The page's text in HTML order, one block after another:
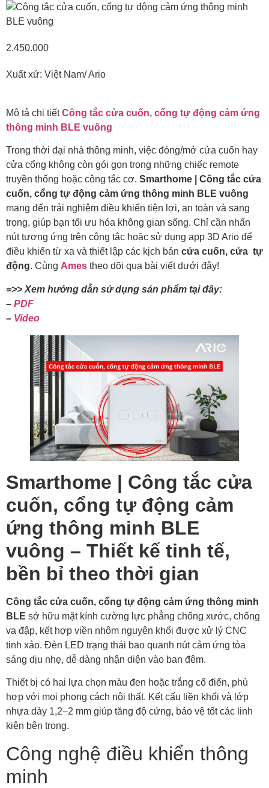
2.450.000
Xuất xứ: Việt Nam/ Ario
Mô tả chi tiếtCông tắc cửa cuốn, cổng tự động cảm ứng
thông minh BLE vuông
Trong thời đại nhà thông minh, việc đóng/mở cửa cuốn hay
cửa cổng không còn gói gọn trong những chiếc remote
truyền thống hoặc công tắc cơ. Smarthome | Công tắc cửa
cuốn, cổng tự động cảm ứng thông minh BLE vuông
mang đến trải nghiệm điều khiển tiện lợi, an toàn và sang
trọng, giúp bạn tối ưu hóa không gian sống. Chỉ cần nhấn
nút tương ứng trên công tắc hoặc sử dụng app 3D Ario để
điều khiển từ xa và thiết lập các kịch bản cửa cuốn, cửa tự
động. Cùng Ames theo dõi qua bài viết dưới đây!
=>> Xem hướng dẫn sử dụng sản phẩm tại đây:
– PDF
– Video
Smarthome | Công tắc cửa
cuốn, cổng tự động cảm
ứng thông minh BLE
vuông – Thiết kế tinh tế,
bền bỉ theo thời gian
Công tắc cửa cuốn, cổng tự động cảm ứng thông minh
BLE sở hữu mặt kính cường lực phẳng chống xước, chống
va đập, kết hợp viền nhôm nguyên khối được xử lý CNC
tinh xảo. Đèn LED trạng thái bao quanh nút cảm ứng tỏa
sáng dịu nhẹ, dễ dàng nhận diện vào ban đêm.
Thiết bị có hai lựa chọn màu đen hoặc trắng cổ điển, phù
hợp với mọi phong cách nội thất. Kết cấu liền khối và lớp
nhựa dày 1,2–2 mm giúp tăng độ cứng, bảo vệ tốt các linh
kiện bên trong.
Công nghệ điều khiển thông
minh